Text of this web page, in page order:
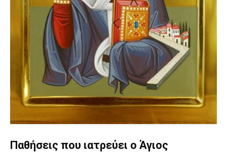
Παθήσεις που ιατρεύει ο Άγιος